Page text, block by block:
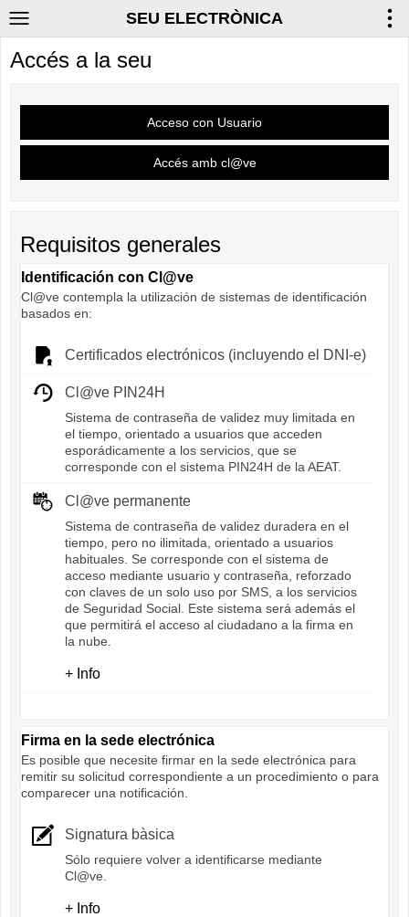
SEU ELECTRÒNICA
Accés a la seu
Requisitos generales
Identificación con Cl@ve
Cl@ve contempla la utilización de sistemas de identificación
basados en:
Certificados electrónicos (incluyendo el DNI-e)
Cl@ve PIN24H
Sistema de contraseña de validez muy limitada en
el tiempo, orientado a usuarios que acceden
esporádicamente a los servicios, que se
corresponde con el sistema PIN24H de la AEAT.
Cl@ve permanente
Sistema de contraseña de validez duradera en el
tiempo, pero no ilimitada, orientado a usuarios
habituales. Se corresponde con el sistema de
acceso mediante usuario y contraseña, reforzado
con claves de un solo uso por SMS, a los servicios
de Seguridad Social. Este sistema será además el
que permitirá el acceso al ciudadano a la firma en
la nube.
+ Info
Firma en la sede electrónica
Es posible que necesite firmar en la sede electrónica para
remitir su solicitud correspondiente a un procedimiento o para
comparecer una notificación.
Signatura bàsica
Sólo requiere volver a identificarse mediante
Cl@ve.
+ Info